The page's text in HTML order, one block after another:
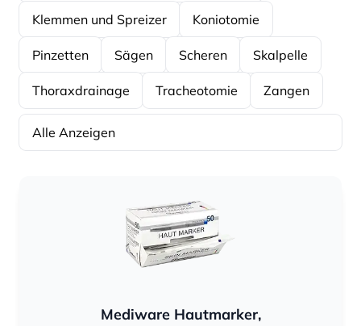
Klemmen und Spreizer Koniotomie
Pinzetten Sägen Scheren Skalpelle
Thoraxdrainage Tracheotomie Zangen
Alle Anzeigen
Mediware Hautmarker,